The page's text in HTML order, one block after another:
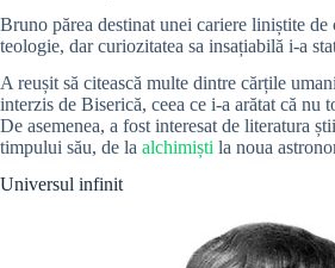
Bruno părea destinat unei cariere liniștite de
teologie, dar curiozitatea sa insațiabilă i-a
A reușit să citească multe dintre cărțile
interzis de Biserică, ceea ce i-a arătat că nu
De asemenea, a fost interesat de literatura
timpului său, de la alchimiști la noua
Universul infinit